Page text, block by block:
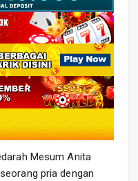
Mesum Anita
pria dengan